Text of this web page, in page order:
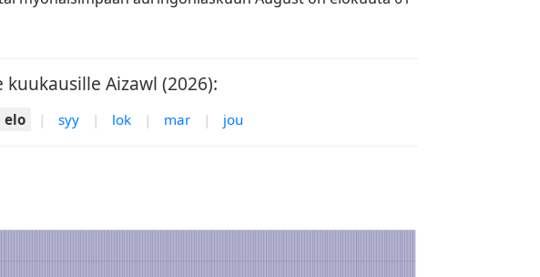
Aizawl (2026):
elo | syy | lok | mar | jou